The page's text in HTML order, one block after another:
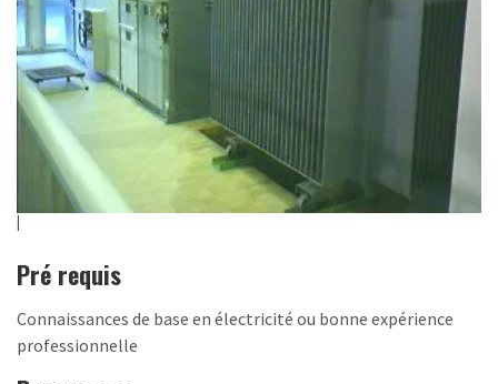
Pré requis
Connaissances de base en électricité ou bonne expérience
professionnelle